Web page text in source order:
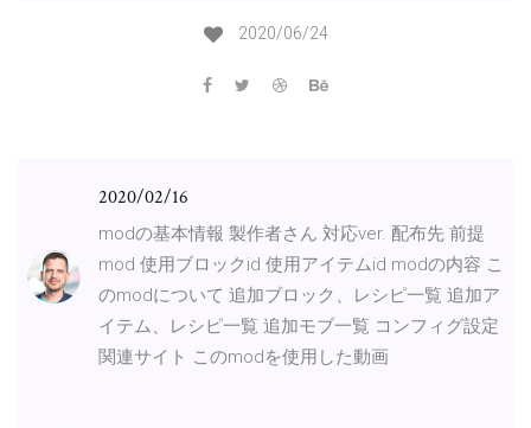
2020/06/24
2020/02/16
modの基本情報 製作者さん 対応ver. 配布先 前提
mod 使用ブロックid 使用アイテムid modの内容 こ
のmodについて 追加ブロック、レシピ一覧 追加ア
イテム、レシピ一覧 追加モブ一覧 コンフィグ設定
関連サイト このmodを使用した動画